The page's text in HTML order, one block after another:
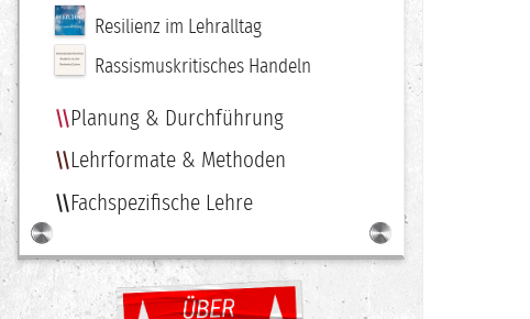
Resilienz im Lehralltag
Rassismuskritisches Handeln
Planung & Durchführung
Lehrformate & Methoden
Fachspezifische Lehre